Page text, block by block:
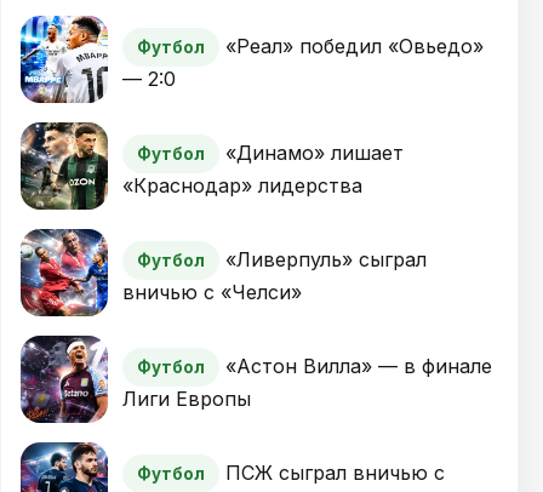
Футбол
«Реал» победил «Овьедо»
— 2:0
Футбол
«Динамо» лишает
«Краснодар» лидерства
Футбол
«Ливерпуль» сыграл
вничью с «Челси»
Футбол
«Астон Вилла» — в финале
Лиги Европы
Футбол
ПСЖ сыграл вничью с